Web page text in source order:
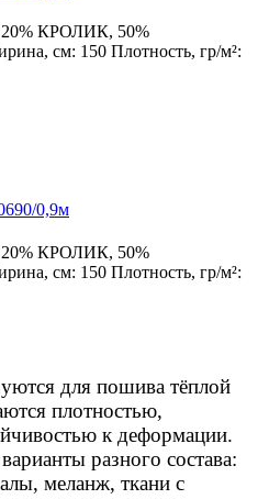
КРОЛИК, 50%
см: 150 Плотность, гр/м²:
0,9м
КРОЛИК, 50%
см: 150 Плотность, гр/м²:
для пошива тёплой
плотностью,
к деформации.
разного состава:
меланж, ткани с